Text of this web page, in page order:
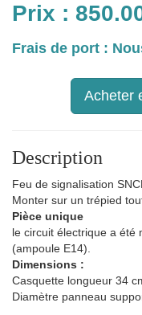
Prix :
Frais de port :
Acheter
Description
Feu de signalisation
Monter sur un trépied
Pièce unique
le circuit électrique a été
(ampoule E14).
Dimensions :
Casquette longueur 34
Diamètre panneau